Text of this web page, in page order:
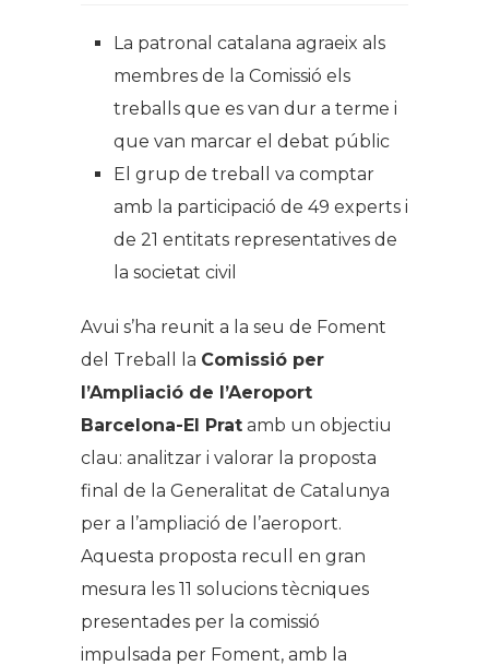
La patronal catalana agraeix als
membres de la Comissió els
treballs que es van dur a terme i
que van marcar el debat públic
El grup de treball va comptar
amb la participació de 49 experts i
de 21 entitats representatives de
la societat civil
Avui s’ha reunit a la seu de Foment
del Treball la Comissió per
l’Ampliació de l’Aeroport
Barcelona-El Prat amb un objectiu
clau: analitzar i valorar la proposta
final de la Generalitat de Catalunya
per a l’ampliació de l’aeroport.
Aquesta proposta recull en gran
mesura les 11 solucions tècniques
presentades per la comissió
impulsada per Foment, amb la